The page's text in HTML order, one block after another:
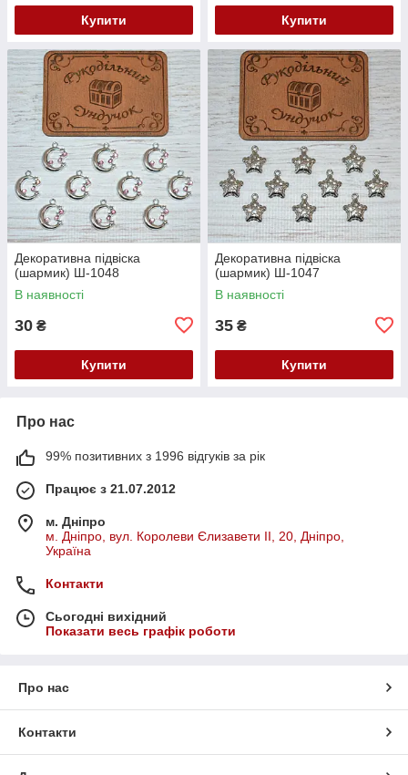
Купити Купити
Декоративна підвіска
(шармик) Ш-1048
В наявності
30 ₴
Купити
Декоративна підвіска
(шармик) Ш-1047
В наявності
35 ₴
Купити
Про нас
99% позитивних з 1996 відгуків за рік
Працює з 21.07.2012
м. Дніпро
м. Дніпро, вул. Королеви Єлизавети ІІ, 20, Дніпро,
Україна
Контакти
Сьогодні вихідний
Показати весь графік роботи
Про нас
Контакти